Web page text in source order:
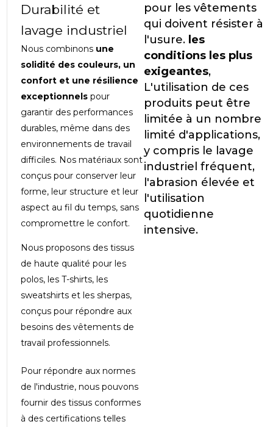
Durabilité et
lavage industriel
Nous combinons une
solidité des couleurs, un
confort et une résilience
exceptionnels pour
garantir des performances
durables, même dans des
environnements de travail
difficiles. Nos matériaux sont
conçus pour conserver leur
forme, leur structure et leur
aspect au fil du temps, sans
compromettre le confort.
Nous proposons des tissus
de haute qualité pour les
polos, les T-shirts, les
sweatshirts et les sherpas,
conçus pour répondre aux
besoins des vêtements de
travail professionnels.
Pour répondre aux normes
de l'industrie, nous pouvons
fournir des tissus conformes
à des certifications telles
pour les vêtements
qui doivent résister à
l'usure. les
conditions les plus
exigeantes,
L'utilisation de ces
produits peut être
limitée à un nombre
limité d'applications,
y compris le lavage
industriel fréquent,
l'abrasion élevée et
l'utilisation
quotidienne
intensive.